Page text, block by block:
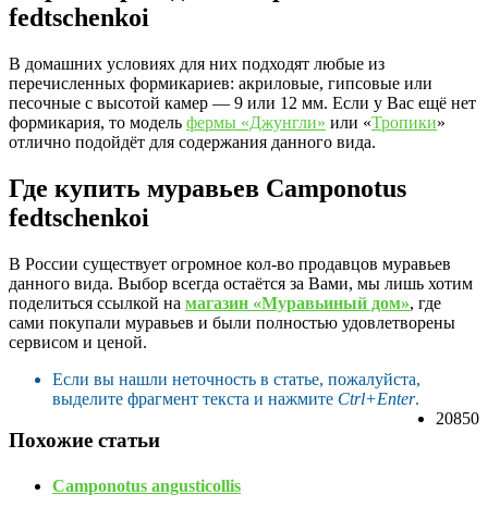
fedtschenkoi
В домашних условиях для них подходят любые из
перечисленных формикариев: акриловые, гипсовые или
песочные с высотой камер — 9 или 12 мм. Если у Вас ещё нет
формикария, то модель фермы «Джунгли» или «Тропики»
отлично подойдёт для содержания данного вида.
Где купить муравьев Camponotus
fedtschenkoi
В России существует огромное кол-во продавцов муравьев
данного вида. Выбор всегда остаётся за Вами, мы лишь хотим
поделиться ссылкой на магазин «Муравьиный дом», где
сами покупали муравьев и были полностью удовлетворены
сервисом и ценой.
Если вы нашли неточность в статье, пожалуйста,
выделите фрагмент текста и нажмите Ctrl+Enter.
20850
Похожие статьи
Camponotus angusticollis